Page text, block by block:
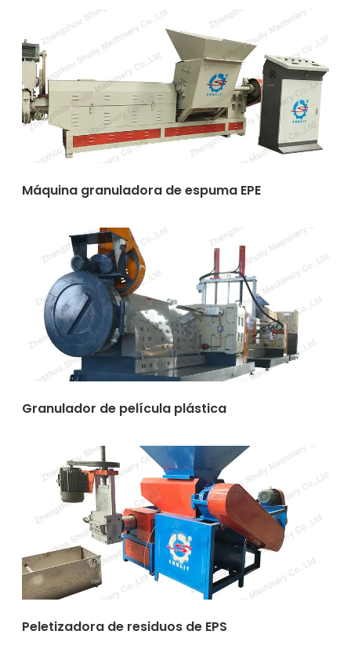
Máquina granuladora de espuma EPE
Granulador de película plástica
Peletizadora de residuos de EPS